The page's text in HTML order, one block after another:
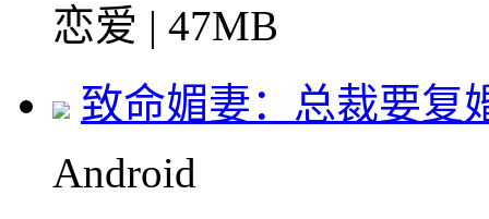
恋爱 | 47MB
致命媚妻：总裁要复
Android